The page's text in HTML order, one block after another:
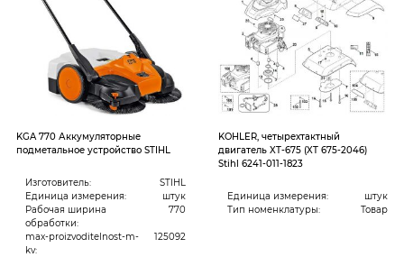
KGA 770 Аккумуляторные
подметальное устройство STIHL
Изготовитель:
STIHL
Единица измерения:
штук
Рабочая ширина
обработки:
770
max-proizvoditelnost-m-
kv:
125092
KOHLER, четырехтактный
двигатель XT-675 (XT 675-2046)
Stihl 6241-011-1823
Единица измерения:
штук
Тип номенклатуры:
Товар